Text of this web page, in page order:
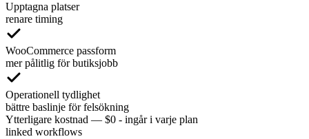
Upptagna platser
renare timing
WooCommerce passform
mer pålitlig för butiksjobb
Operationell tydlighet
bättre baslinje för felsökning
Ytterligare kostnad — $0 - ingår i varje plan
linked workflows